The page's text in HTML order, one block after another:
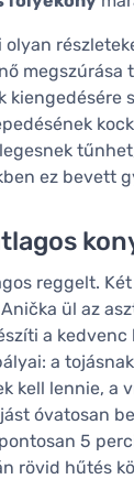
megszúrása
kiengedésére
ez bevett
reggelt.
ül az
a kedvenc
a tojásnak
kell lennie, a
óvatosan
5
rövid hűtés